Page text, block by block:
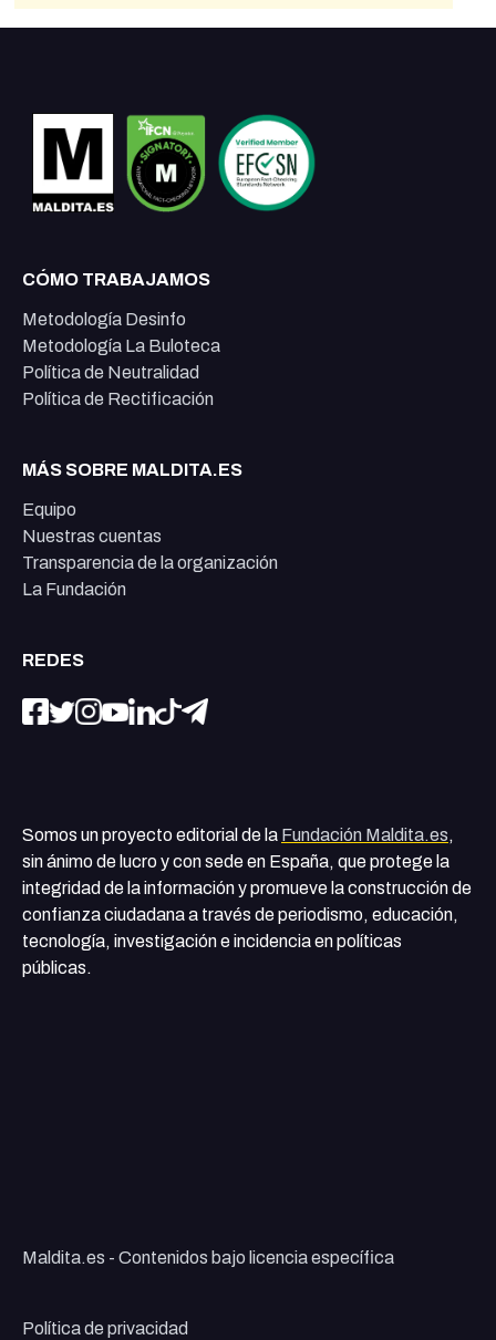
CÓMO TRABAJAMOS
Metodología Desinfo
Metodología La Buloteca
Política de Neutralidad
Política de Rectificación
MÁS SOBRE MALDITA.ES
Equipo
Nuestras cuentas
Transparencia de la organización
La Fundación
REDES
Somos un proyecto editorial de la Fundación Maldita.es,
sin ánimo de lucro y con sede en España, que protege la
integridad de la información y promueve la construcción de
confianza ciudadana a través de periodismo, educación,
tecnología, investigación e incidencia en políticas
públicas.
Maldita.es - Contenidos bajo licencia específica
Política de privacidad